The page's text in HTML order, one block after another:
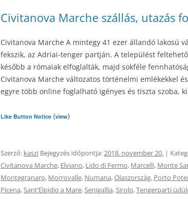
Civitanova Marche szállás, utazás
Civitanova Marche A mintegy 41 ezer állandó lakosú
fekszik, az Adriai-tenger partján. A települést
később a rómaiak elfoglalták, majd sokféle
Civitanova Marche változatos történelmi emlékekkel
egyre több online foglalható igényes és tiszta szoba,
Like Button Notice (view)
Szerző: kaszi Bejegyzés időpontja:2018. november 20. |
Civitanova Marche, Elviano, Lido di Fermo, Marcelli, Monte
Montegranaro, Morrovalle, Numana,Olaszország, Porto
Picena,SantʼElpidio a Mare,Senigallia,Sirolo,Tengerparti